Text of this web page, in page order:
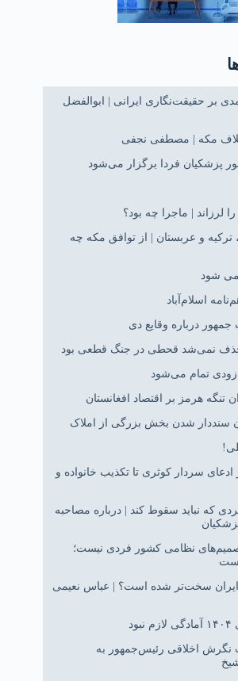
بر حقیقت‌نگاری ایرانی | ابوالفضل
مکه | مصطفی نجفی
پزشکیان فردا برگزار می‌شود
لرزاند | ماجرا چه بود؟
و عربستان | از توافق مکه چه
می شود
اسلام‌آباد
درباره وقایع دی
حذف نمی‌شد قحطی در جنگ قطعی بود
زودی تمام می‌شود
تنگه هرمز بر اقتصاد افغانستان
سنددار شدن بخش بزرگی از املاک
ادعای سردار کوثری تا تکذیب خانواده و
که نباید سقوط کند | درباره مصاحبه
نظامی کشور فردی نیست؛
ایران سخت‌تر شده است؟ | عباس نعیمی
نگرش اخلاقی رئیس‌جمهور به